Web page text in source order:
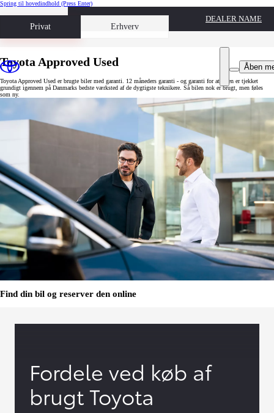
Spring til hovedindhold (Press Enter)
Privat Erhverv
Book prøvetur
DEALER NAME
Åben
Toyota Approved Used
Toyota Approved Used er brugte biler med garanti. 12 måneders garanti - og garanti for at bilen er tjekket
grundigt igennem på Danmarks bedste værksted af de dygtigste teknikere. Så bilen nok er brugt, men føles
som ny.
Find din bil og reserver den online
Fordele ved køb af
brugt Toyota